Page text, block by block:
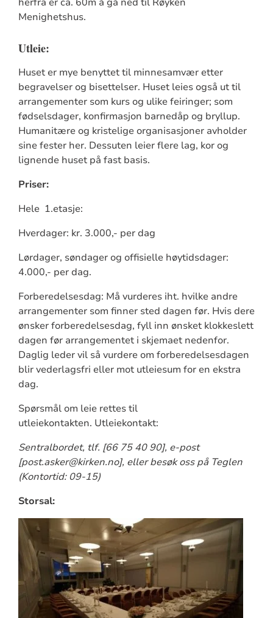
Menighetshus.
Utleie:
Huset er mye benyttet til minnesamvær etter
begravelser og bisettelser. Huset leies også ut til
arrangementer som kurs og ulike feiringer; som
fødselsdager, konfirmasjon barnedåp og bryllup.
Humanitære og kristelige organisasjoner avholder
sine fester her. Dessuten leier flere lag, kor og
lignende huset på fast basis.
Priser:
Hele 1.etasje:
Hverdager: kr. 3.000,- per dag
Lørdager, søndager og offisielle høytidsdager:
4.000,- per dag.
Forberedelsesdag: Må vurderes iht. hvilke andre
arrangementer som finner sted dagen før. Hvis dere
ønsker forberedelsesdag, fyll inn ønsket klokkeslett
dagen før arrangementet i skjemaet nedenfor.
Daglig leder vil så vurdere om forberedelsesdagen
blir vederlagsfri eller mot utleiesum for en ekstra
dag.
Spørsmål om leie rettes til
utleiekontakten. Utleiekontakt:
Sentralbordet, tlf. [66 75 40 90], e-post
[post.asker@kirken.no], eller besøk oss på Teglen
(Kontortid: 09-15)
Storsal: